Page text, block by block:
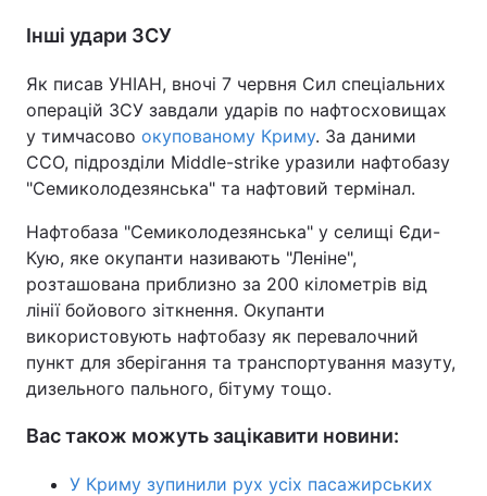
Інші удари ЗСУ
Як писав УНІАН, вночі 7 червня Сил спеціальних
операцій ЗСУ завдали ударів по нафтосховищах
у тимчасово окупованому Криму. За даними
ССО, підрозділи Middle-strike уразили нафтобазу
"Семиколодезянська" та нафтовий термінал.
Нафтобаза "Семиколодезянська" у селищі Єди-
Кую, яке окупанти називають "Леніне",
розташована приблизно за 200 кілометрів від
лінії бойового зіткнення. Окупанти
використовують нафтобазу як перевалочний
пункт для зберігання та транспортування мазуту,
дизельного пального, бітуму тощо.
Вас також можуть зацікавити новини:
У Криму зупинили рух усіх пасажирських